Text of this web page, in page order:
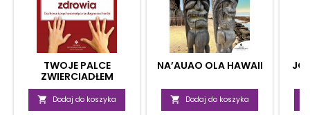
TWOJE PALCE
ZWIERCIADŁEM
ZDROWIA
 Dodaj do koszyka
NA’AUAO OLA HAWAII
 Dodaj do koszyka